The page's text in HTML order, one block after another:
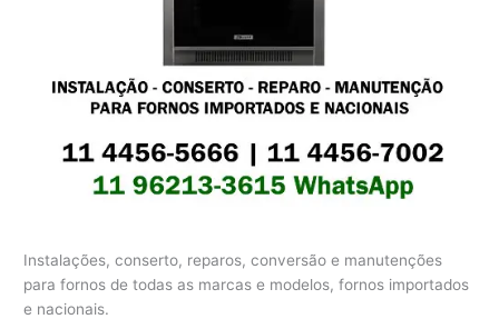
Instalações, conserto, reparos, conversão e manutenções
para fornos de todas as marcas e modelos, fornos importados
e nacionais.